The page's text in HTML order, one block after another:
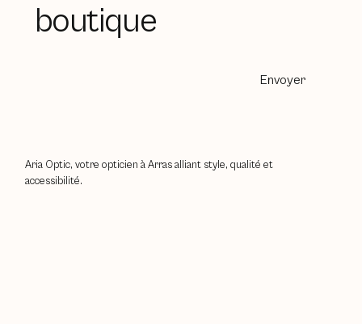
boutique
Envoyer
Aria Optic, votre opticien à Arras alliant style, qualité et
accessibilité.